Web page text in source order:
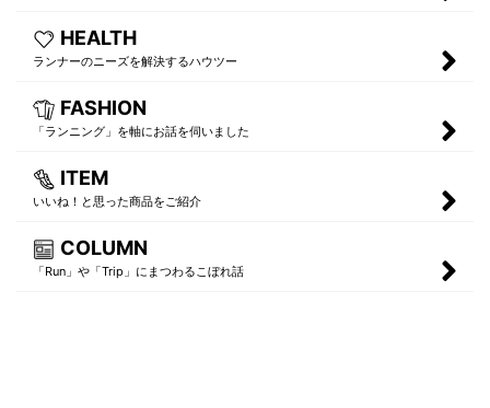
HEALTH
ランナーのニーズを解決するハウツー
FASHION
「ランニング」を軸にお話を伺いました
ITEM
いいね！と思った商品をご紹介
COLUMN
「Run」や「Trip」にまつわるこぼれ話